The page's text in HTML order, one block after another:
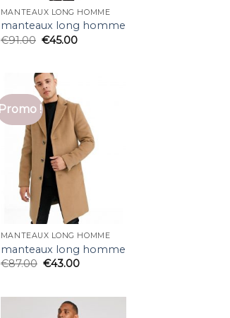
MANTEAUX LONG HOMME
manteaux long homme
€91.00 €45.00
Promo !
MANTEAUX LONG HOMME
manteaux long homme
€87.00 €43.00